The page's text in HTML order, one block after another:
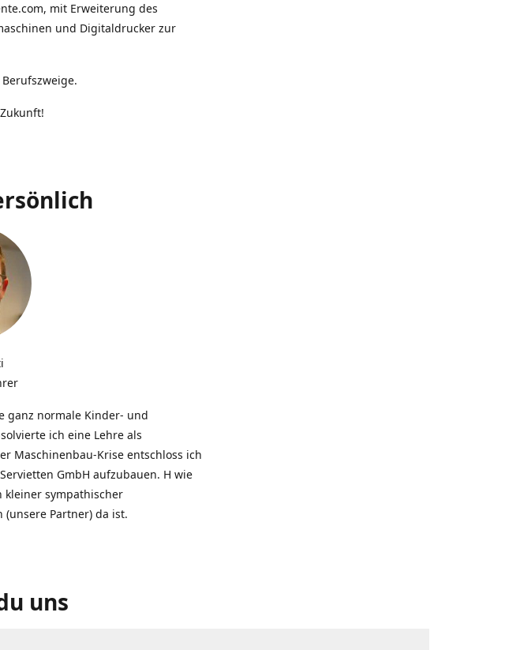
mit Erweiterung des
und Digitaldrucker zur
ganz normale Kinder- und
ich eine Lehre als
Maschinenbau-Krise entschloss ich
GmbH aufzubauen. H wie
kleiner sympathischer
Partner) da ist.
uns